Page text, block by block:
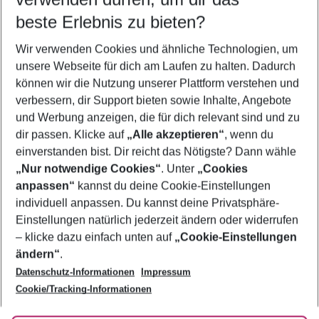
5-8 Nächte
2 Erwachsene Keine Kinder
Mehr Filter anzeigen
Footer
Footer navigation
Über uns
AGB
Bestpreisgarantie
Cookie-Einstellungen ändern
Cookie-Richtlinie
Agenturbetreuung
Barrierefreies Reisen
Folge uns
beste Erlebnis zu bieten?
Wir verwenden Cookies und ähnliche Technologien, um
unsere Webseite für dich am Laufen zu halten. Dadurch
können wir die Nutzung unserer Plattform verstehen und
verbessern, dir Support bieten sowie Inhalte, Angebote
und Werbung anzeigen, die für dich relevant sind und zu
dir passen. Klicke auf „Alle akzeptieren“, wenn du
einverstanden bist. Dir reicht das Nötigste? Dann wähle
„Nur notwendige Cookies“. Unter „Cookies
anpassen“ kannst du deine Cookie-Einstellungen
individuell anpassen. Du kannst deine Privatsphäre-
Einstellungen natürlich jederzeit ändern oder widerrufen
– klicke dazu einfach unten auf „Cookie-Einstellungen
ändern“.
Datenschutz-Informationen
Impressum
Cookie/Tracking-Informationen